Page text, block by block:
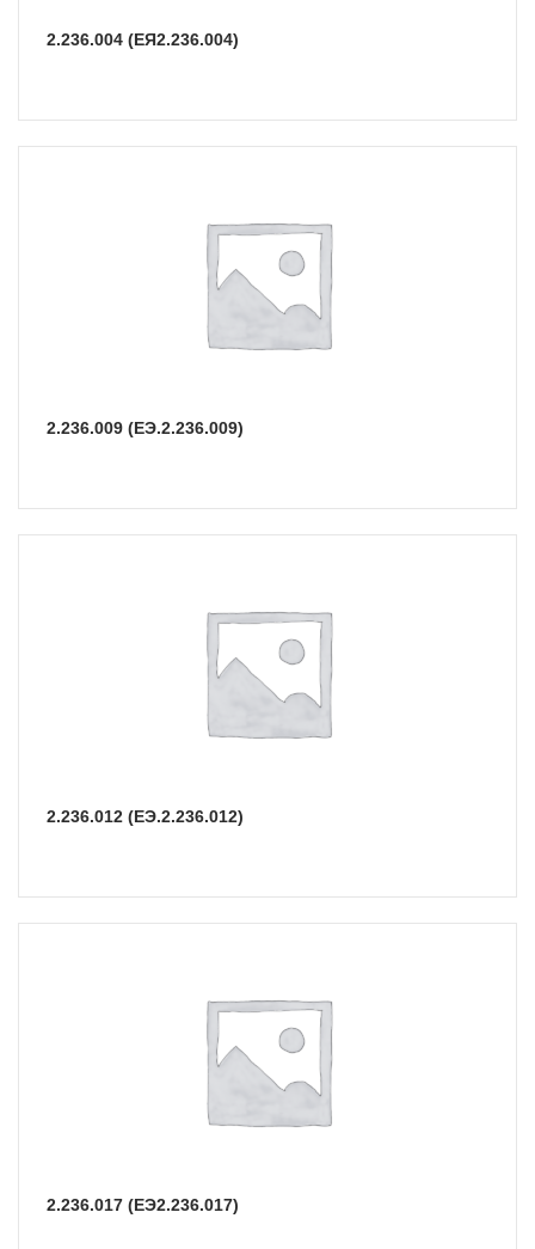
2.236.004 (ЕЯ2.236.004)
2.236.009 (ЕЭ.2.236.009)
2.236.012 (ЕЭ.2.236.012)
2.236.017 (ЕЭ2.236.017)